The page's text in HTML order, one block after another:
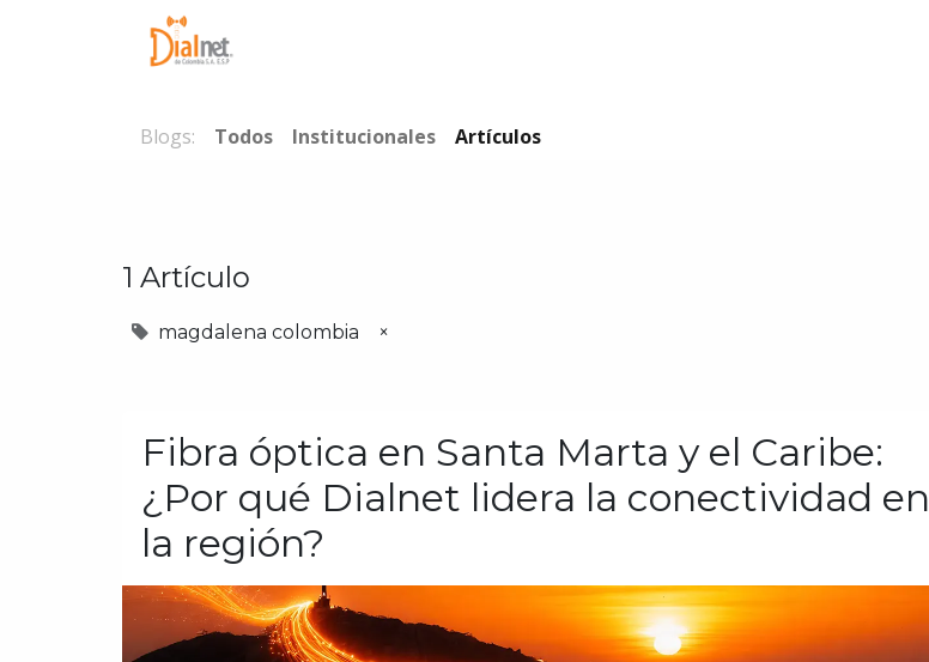
Blogs: Todos Institucionales Artículos
1 Artículo
magdalena colombia ×
Fibra óptica en Santa Marta y el Caribe:
¿Por qué Dialnet lidera la conectividad en
la región?